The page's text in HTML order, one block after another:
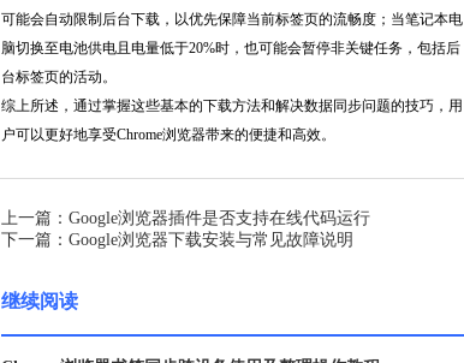
可能会自动限制后台下载，以优先保障当前标签页的流畅度；当笔记本电
脑切换至电池供电且电量低于20%时，也可能会暂停非关键任务，包括后
台标签页的活动。
综上所述，通过掌握这些基本的下载方法和解决数据同步问题的技巧，用
户可以更好地享受Chrome浏览器带来的便捷和高效。
上一篇：Google浏览器插件是否支持在线代码运行
下一篇：Google浏览器下载安装与常见故障说明
继续阅读